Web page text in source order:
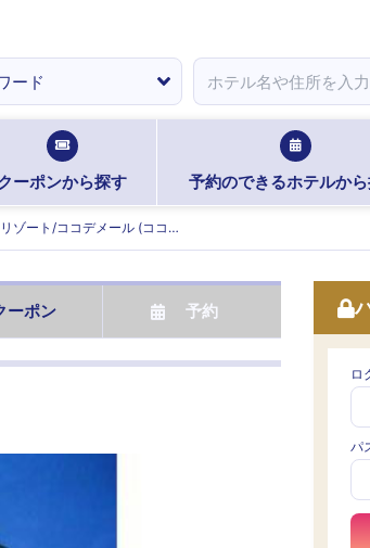
ーポンから探す 予約のできるホテルか
ココデパームスリゾート/ココデメール (ココデパームスリゾートココデメール)
ーポン 予約
ロ
パ